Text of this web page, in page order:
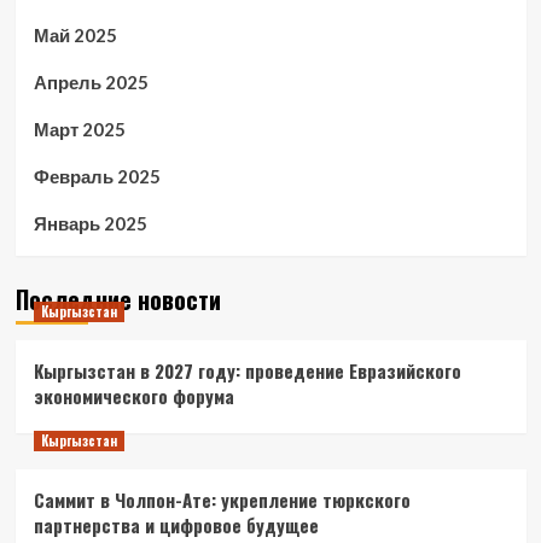
Май 2025
Апрель 2025
Март 2025
Февраль 2025
Январь 2025
Последние новости
Кыргызстан
Кыргызстан в 2027 году: проведение Евразийского
экономического форума
Кыргызстан
Саммит в Чолпон-Ате: укрепление тюркского
партнерства и цифровое будущее